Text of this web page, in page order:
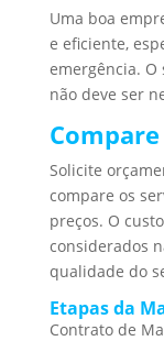
Uma boa
e eficiente,
emergência.
não deve ser
Solicite
compare os
preços. O
considerados
qualidade do
Etapas da
Contrato de